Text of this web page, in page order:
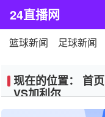
24直播网
篮球新闻 足球新闻
现在的位置： 首页
VS加利尔